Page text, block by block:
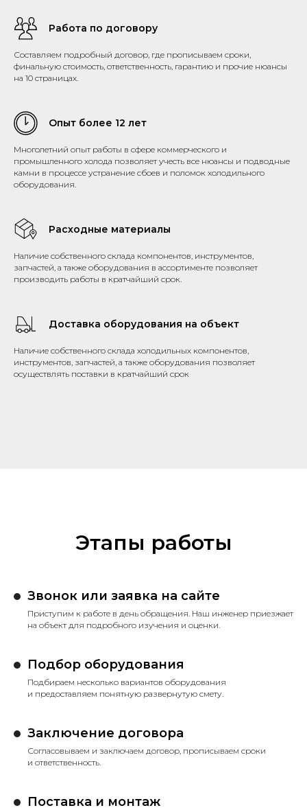
Работа по договору
Составляем подробный договор, где прописываем сроки,
финальную стоимость, ответственность, гарантию и прочие нюансы
на 10 страницах.
Опыт более 12 лет
Многолетний опыт работы в сфере коммерческого и
промышленного холода позволяет учесть все нюансы и подводные
камни в процессе устранение сбоев и поломок холодильного
оборудования.
Расходные материалы
Наличие собственного склада компонентов, инструментов,
запчастей, а также оборудования в ассортименте позволяет
производить работы в кратчайший срок.
Доставка оборудования на объект
Наличие собственного склада холодильных компонентов,
инструментов, запчастей, а также оборудования позволяет
осуществлять поставки в кратчайший срок
Этапы работы
Звонок или заявка на сайте
Приступим к работе в день обращения. Наш инженер приезжает
на объект для подробного изучения и оценки.
Подбор оборудования
Подбираем несколько вариантов оборудования
и предоставляем понятную развернутую смету.
Заключение договора
Согласовываем и заключаем договор, прописываем сроки
и ответственность.
Поставка и монтаж